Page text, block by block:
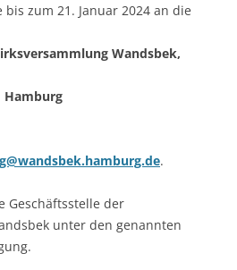
zum 21. Januar 2024 an die
Wandsbek,
Hamburg
.
Geschäftsstelle der
unter den genannten